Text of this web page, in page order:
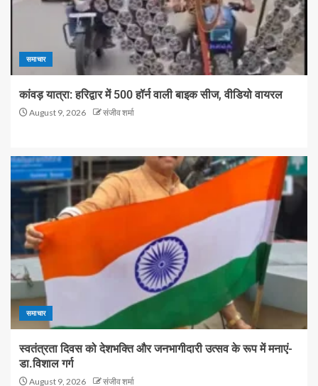
समाचार
कांवड़ यात्रा: हरिद्वार में 500 हॉर्न वाली बाइक सीज, वीडियो वायरल
August 9, 2026 संजीव शर्मा
समाचार
स्वतंत्रता दिवस को देशभक्ति और जनभागीदारी उत्सव के रूप में मनाएं-
डा.विशाल गर्ग
August 9, 2026 संजीव शर्मा